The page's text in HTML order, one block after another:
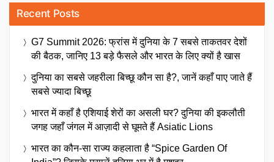
Recent Posts
G7 Summit 2026: फ्रांस में दुनिया के 7 सबसे ताकतवर देशों
की बैठक, जानिए 13 बड़े फैसले और भारत के लिए क्यों है खास
दुनिया का सबसे जहरीला बिच्छू कौन सा है?, जानें कहाँ पाए जाते हैं
सबसे ज्यादा बिच्छू
भारत में कहाँ है एशियाई शेरों का असली घर? दुनिया की इकलौती
जगह जहाँ जंगल में आज़ादी से घूमते हैं Asiatic Lions
भारत का कौन-सा राज्य कहलाता है “Spice Garden Of